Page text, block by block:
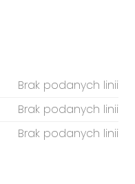
Brak podanych linii
Brak podanych linii
Brak podanych linii